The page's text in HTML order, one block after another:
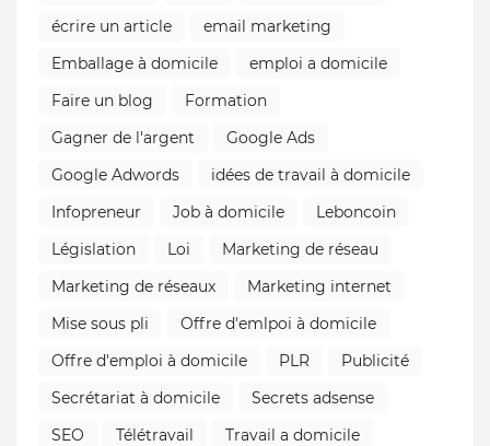
écrire un article
email marketing
Emballage à domicile
emploi a domicile
Faire un blog
Formation
Gagner de l'argent
Google Ads
Google Adwords
idées de travail à domicile
Infopreneur
Job à domicile
Leboncoin
Législation
Loi
Marketing de réseau
Marketing de réseaux
Marketing internet
Mise sous pli
Offre d'emlpoi à domicile
Offre d'emploi à domicile
PLR
Publicité
Secrétariat à domicile
Secrets adsense
SEO
Télétravail
Travail a domicile